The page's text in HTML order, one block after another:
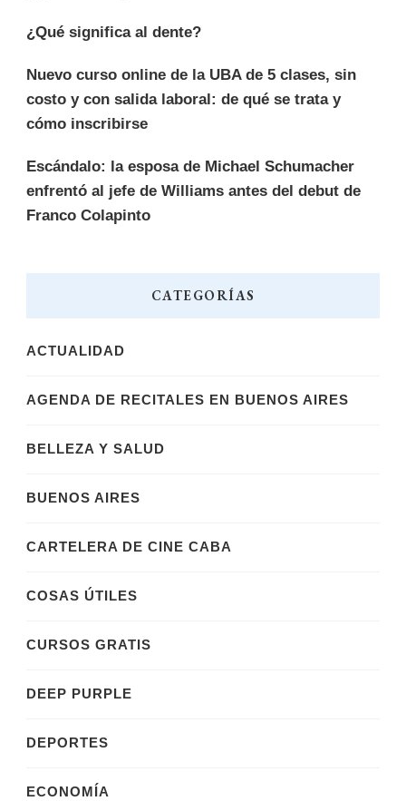
¿Qué significa al dente?
Nuevo curso online de la UBA de 5 clases, sin
costo y con salida laboral: de qué se trata y
cómo inscribirse
Escándalo: la esposa de Michael Schumacher
enfrentó al jefe de Williams antes del debut de
Franco Colapinto
CATEGORÍAS
ACTUALIDAD
AGENDA DE RECITALES EN BUENOS AIRES
BELLEZA Y SALUD
BUENOS AIRES
CARTELERA DE CINE CABA
COSAS ÚTILES
CURSOS GRATIS
DEEP PURPLE
DEPORTES
ECONOMÍA